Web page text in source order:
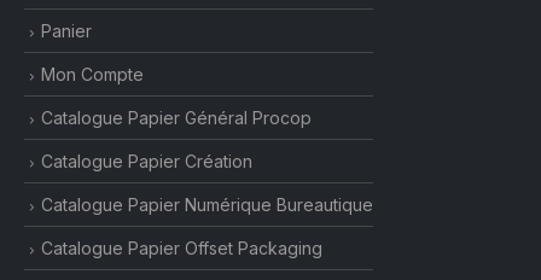
Panier
Mon Compte
Catalogue Papier Général Procop
Catalogue Papier Création
Catalogue Papier Numérique Bureautique
Catalogue Papier Offset Packaging